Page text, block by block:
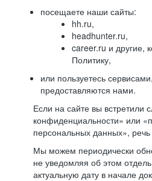
посещаете наши сайты:
hh.ru,
headhunter.ru,
career.ru и другие,
Политику,
или пользуетесь
предоставляются нами.
Если на сайте вы встретили
конфиденциальности» или
персональных данных»,
Мы можем периодически
не уведомляя об этом
актуальную дату в начале